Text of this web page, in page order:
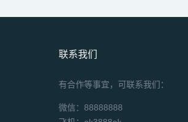
联系我们
有合作等事宜，可联系我们：
微信：88888888